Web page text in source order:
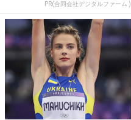
PR(合同会社デジタルファーム )